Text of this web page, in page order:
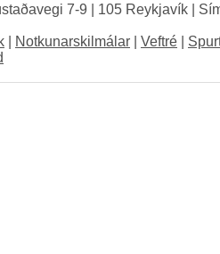
7-9 | 105 Reykjavík |
Notkunarskilmálar Veftré